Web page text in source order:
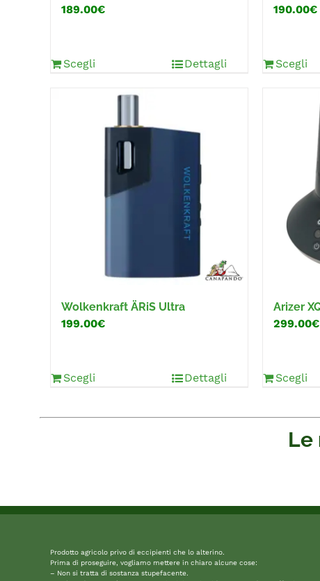
189.00€
Scegli Dettagli
190.00€
Scegli
Wolkenkraft ÄRiS Ultra
199.00€
Scegli Dettagli
Arizer
299.00€
Scegli
Le
Prodotto agricolo privo di eccipienti che lo alterino.
Prima di proseguire, vogliamo mettere in chiaro alcune cose:
– Non si tratta di sostanza stupefacente.